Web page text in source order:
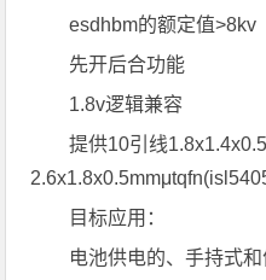
esdhbm的额定值>8kv
先开后合功能
1.8v逻辑兼容
提供10引线
目标应用：
电池供电的、手持式